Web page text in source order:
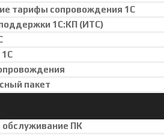
тарифы сопровождения 1С
1С:КП (ИТС)
1С
пакет
ПК